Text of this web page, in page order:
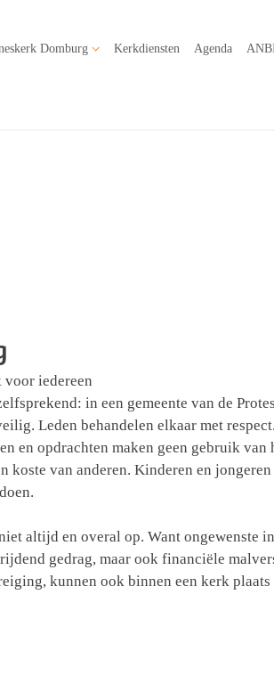
Domburg Kerkdiensten Agenda
iedereen
in een gemeente van de
Leden behandelen elkaar met
en opdrachten maken geen gebruik van
koste van anderen. Kinderen en
altijd en overal op. Want ongewenste
gedrag, maar ook financiële
kunnen ook binnen een kerk plaats